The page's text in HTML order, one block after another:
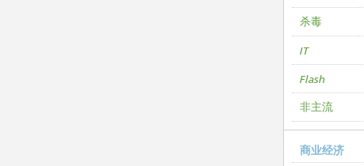
杀毒
IT
Flash
非主流
商业经济